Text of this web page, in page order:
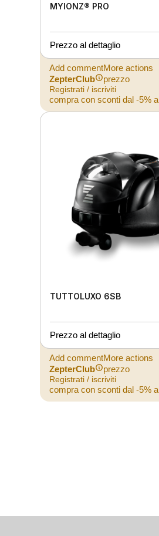
MYIONZ® PRO
Prezzo al dettaglio
Add commentMore actions
ZepterClub
prezzo
Registrati / iscriviti
compra con sconti dal -5%
TUTTOLUXO 6SB
Prezzo al dettaglio
Add commentMore actions
ZepterClub
prezzo
Registrati / iscriviti
compra con sconti dal -5%